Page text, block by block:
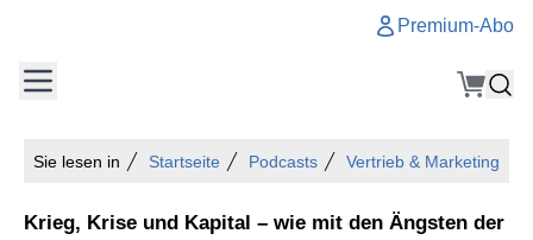
Premium-Abo
Sie lesen in Startseite Podcasts Vertrieb & Marketing
Krieg, Krise und Kapital – wie mit den Ängsten der